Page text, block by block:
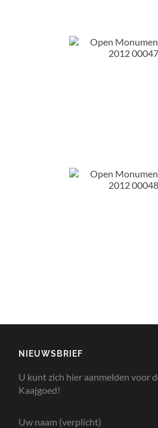
NIEUWSBRIEF
U kunt zich hier aanmelden voor
Kaajgoed!
Uw naam (verplicht)